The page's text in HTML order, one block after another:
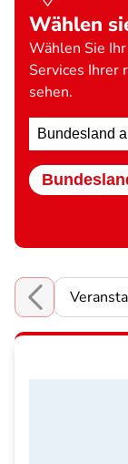
Wählen
Wählen Sie
Services Ihrer
sehen.
Standort
wählen
Choose a section